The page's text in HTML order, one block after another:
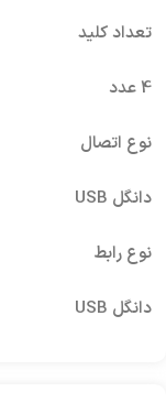
تعداد کلید
4 عدد
نوع اتصال
دانگل USB
نوع رابط
دانگل USB